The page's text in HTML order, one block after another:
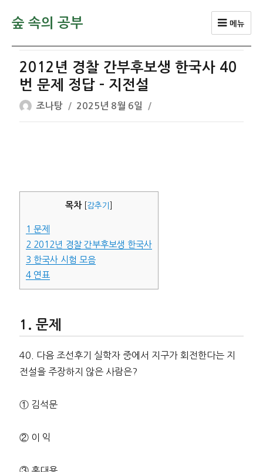
숲 속의 공부 메뉴
2012년 경찰 간부후보생 한국사 40
번 문제 정답 – 지전설
글
쓴
조나탕
작
성
2025년 8월 6일
목차 감추기
1 문제
2 2012년 경찰 간부후보생 한국사
3 한국사 시험 모음
4연표
문제
40. 다음 조선후기 실학자 중에서 지구가 회전한다는 지
전설을 주장하지 않은 사람은?
① 김석문
② 이 익